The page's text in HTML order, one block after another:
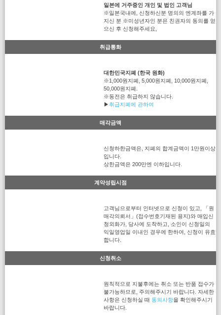
일본에 거주중인 개인 및 법인 고객님
※일본국내에, 신청하신분 명의의 엔계좌를 가
지신 분 ※미성년자인 분은 친권자의 동의를 얻
으신 후 신청해주세요,
취급통화
대한민국지폐 (한국 원화)
※1,000원지폐, 5,000원지폐, 10,000원지폐,
50,000원지폐.
※동전은 취급하지 않습니다.
▶취급지폐에 관하여
매각금액
신청하한금액은, 지폐의 합계금액이 1만원이상
입니다.
상한금액은 200만엔 이하입니다.
계약성립시점
고객님으로부터 인터넷으로 신청이 있고, 「원
매각의뢰서」(접수번호기재된 용지)와 매입신
청외화가, 당사에 도착하고, 소인이 신청일의
익일영업일 이내인 경우에 한하여, 신청이 유효
합니다.
신청취소
원칙적으로 지불후에는 취소 또는 반품 접수가
불가능하므로, 주의해주시기 바랍니다. 자세한
사항은 신청하실 때 동의사항을 확인해주시기
바랍니다.